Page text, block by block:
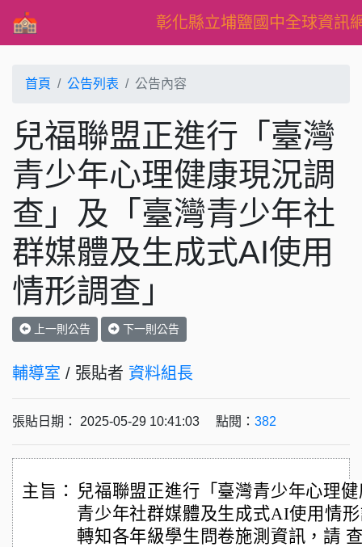
彰化縣立埔鹽國中全球資訊
首頁 公告列表 公告內容
兒福聯盟正進行「臺灣
青少年心理健康現況調
查」及「臺灣青少年社
群媒體及生成式AI使用
情形調查」
上一則公告 下一則公告
輔導室 / 張貼者 資料組長
張貼日期： 2025-05-29 10:41:03 點閱： 382
主旨： 兒福聯盟正進行「臺灣青少年心理
青少年社群媒體及生成式AI使用情
轉知各年級學生問卷施測資訊，請